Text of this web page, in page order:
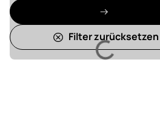
Lädt
Filter zurücksetzen